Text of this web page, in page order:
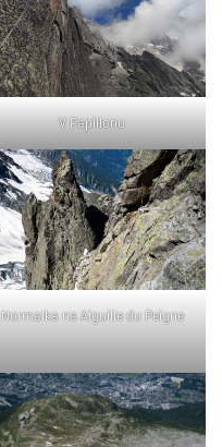
V Papillonu
Normalka na Aiguille du Peigne